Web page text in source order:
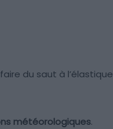
du saut à l’élastique
météorologiques.